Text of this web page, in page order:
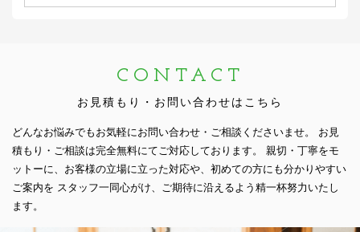
CONTACT
お見積もり・お問い合わせはこちら
どんなお悩みでもお気軽にお問い合わせ・ご相談くださいませ。
お見
積もり・ご相談は完全無料にてご対応しております。
親切・丁寧をモ
ットーに、お客様の立場に立った対応や、初めての方にも分かりやすい
ご案内を スタッフ一同心がけ、ご期待に沿えるよう精一杯努力いたし
ます。